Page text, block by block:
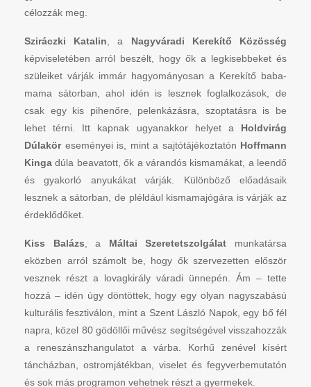
célozzák meg.
Sziráczki Katalin, a Nagyváradi Kerekítő Közösség
képviseletében arról beszélt, hogy ők a legkisebbeket és
szüleiket várják immár hagyományosan a Kerekítő baba-
mama sátorban, ahol idén is lesznek foglalkozások, de
csak egy kis pihenőre, pelenkázásra, szoptatásra is be
lehet térni. Itt kapnak ugyanakkor helyet a Holdvirág
Dúlaköreseményei is, mint a sajtótájékoztatón Hoffmann
Kinga dúla beavatott, ők a várandós kismamákat, a leendő
és gyakorló anyukákat várják. Különböző előadásaik
lesznek a sátorban, de pléldául kismamajógára is várják az
érdeklődőket.
Kiss Balázs, a Máltai Szeretetszolgálat munkatársa
eközben arról számolt be, hogy ők szervezetten először
vesznek részt a lovagkirály váradi ünnepén. Ám – tette
hozzá – idén úgy döntöttek, hogy egy olyan nagyszabású
kulturális fesztiválon, mint a Szent László Napok, egy bő fél
napra, közel 80 gödöllői művész segítségével visszahozzák
a reneszánszhangulatot a várba. Korhű zenével kísért
táncházban, ostromjátékban, viselet és fegyverbemutatón
és sok más programon vehetnek részt a gyermekek.